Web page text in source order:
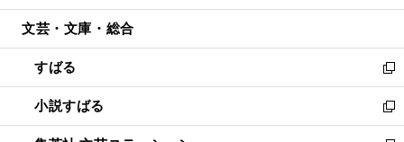
開
ウ
開
く
ン
ウ
で
開
く
ウ
ン
ド
ウ
で
開
文芸・文庫・総合
すばる
新
し
い
ウ
小説すばる
新
し